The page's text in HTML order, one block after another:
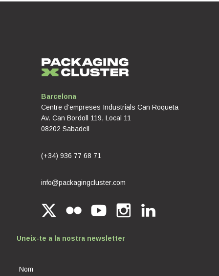
Barcelona
Centre d’empreses Industrials Can Roqueta
Av. Can Bordoll 119, Local 11
08202 Sabadell
(+34) 936 77 68 71
info@packagingcluster.com
Uneix-te a la nostra newsletter